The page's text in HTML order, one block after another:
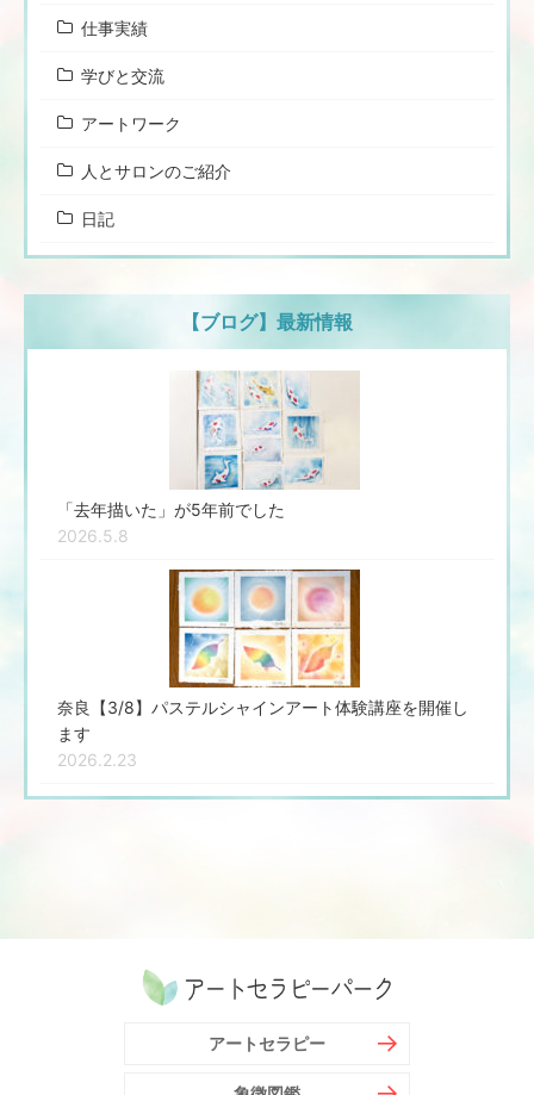
仕事実績
学びと交流
アートワーク
人とサロンのご紹介
日記
【ブログ】最新情報
「去年描いた」が5年前でした
2026.5.8
奈良【3/8】パステルシャインアート体験講座を開催し
ます
2026.2.23
アートセラピー